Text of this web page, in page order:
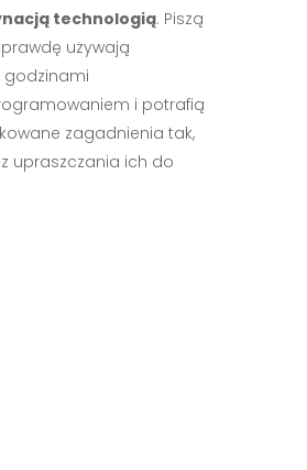
technologią. Piszą
używają
godzinami
i potrafią
zagadnienia tak,
upraszczania ich do